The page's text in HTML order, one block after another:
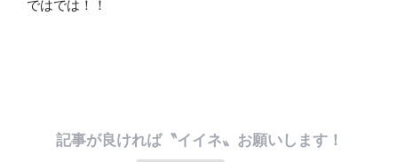
ではでは！！